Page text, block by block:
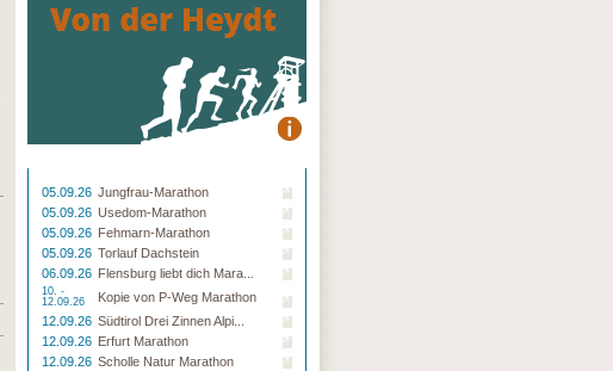
05.09.26 Jungfrau-Marathon
05.09.26 Usedom-Marathon
05.09.26 Fehmarn-Marathon
05.09.26 Torlauf Dachstein
06.09.26 Flensburg liebt dich Mara...
10. -
12.09.26
Kopie von P-Weg Marathon
12.09.26 Südtirol Drei Zinnen Alpi...
12.09.26 Erfurt Marathon
12.09.26 Scholle Natur Marathon